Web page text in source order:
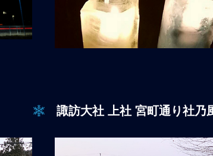
諏訪大社 上社 宮町通り社乃